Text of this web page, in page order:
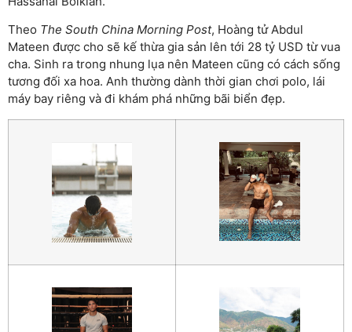
Theo The South China Morning Post, Hoàng tử Abdul
Mateen được cho sẽ kế thừa gia sản lên tới 28 tỷ USD từ vua
cha. Sinh ra trong nhung lụa nên Mateen cũng có cách sống
tương đối xa hoa. Anh thường dành thời gian chơi polo, lái
máy bay riêng và đi khám phá những bãi biển đẹp.